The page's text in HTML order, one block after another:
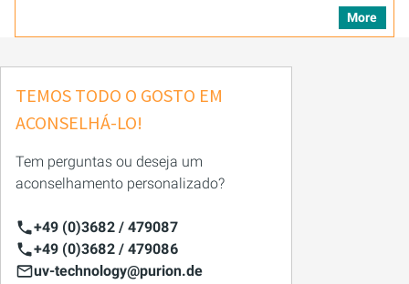
More
TEMOS TODO O GOSTO EM
ACONSELHÁ-LO!
Tem perguntas ou deseja um
aconselhamento personalizado?
+49 (0)3682 / 479087
+49 (0)3682 / 479086
uv-technology@purion.de